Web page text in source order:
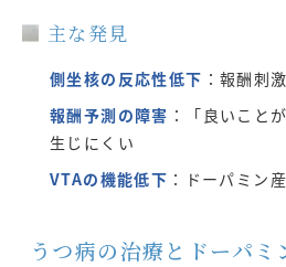
主な発見
側坐核の反応性低下 ：報酬刺
報酬予測の障害 ：「良いこと
生じにくい
VTAの機能低下 ：ドーパミン
うつ病の治療とドーパミ